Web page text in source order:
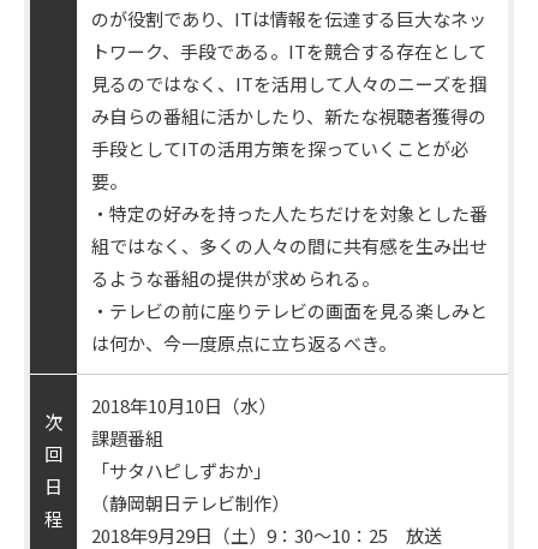
のが役割であり、ITは情報を伝達する巨大なネッ
トワーク、手段である。ITを競合する存在として
見るのではなく、ITを活用して人々のニーズを掴
み自らの番組に活かしたり、新たな視聴者獲得の
手段としてITの活用方策を探っていくことが必
要。
・特定の好みを持った人たちだけを対象とした番
組ではなく、多くの人々の間に共有感を生み出せ
るような番組の提供が求められる。
・テレビの前に座りテレビの画面を見る楽しみと
は何か、今一度原点に立ち返るべき。
次
回
日
程
2018年10月10日（水）
課題番組
「サタハピしずおか」
（静岡朝日テレビ制作）
2018年9月29日（土）9：30～10：25 放送